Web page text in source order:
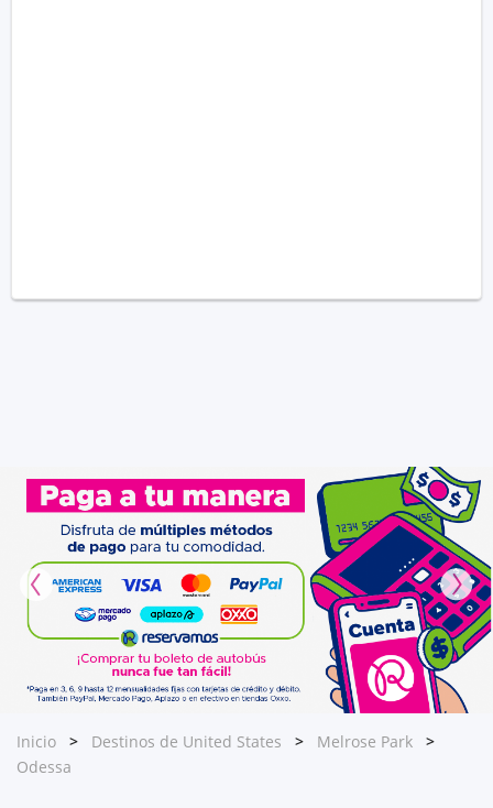
Inicio Destinos de United States
Melrose Park
Odessa